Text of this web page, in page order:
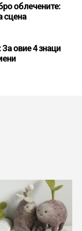
облечените:
сцена
овие 4 знаци